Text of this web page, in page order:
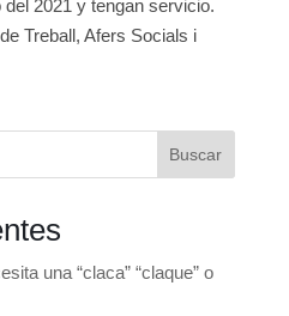
2021 y tengan servicio.
Treball, Afers Socials i
Buscar
una “claca” “claque” o
Sede